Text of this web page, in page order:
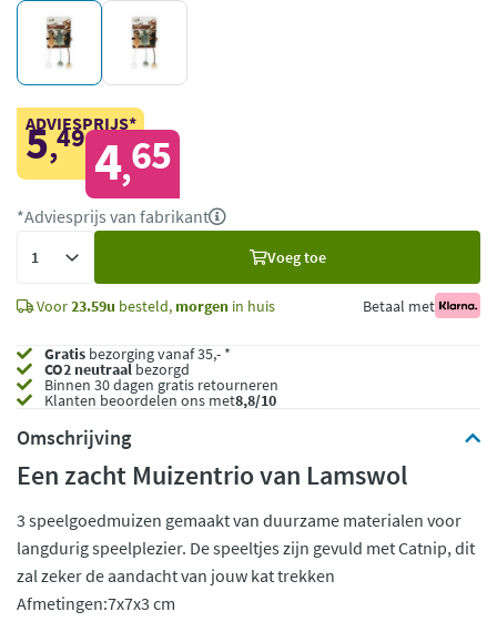
ADVIESPRIJS*
5,49 4,65
*Adviesprijs van fabrikant
Voeg toe
Voor23.59u besteld, morgen in huis Betaal met
Gratis bezorging vanaf 35,- *
CO2 neutraalbezorgd
Binnen 30 dagen gratis retourneren
Klanten beoordelen ons met8,8/10
Omschrijving
Een zacht Muizentrio van Lamswol
3 speelgoedmuizen gemaakt van duurzame materialen voor
langdurig speelplezier. De speeltjes zijn gevuld met Catnip, dit
zal zeker de aandacht van jouw kat trekken
Afmetingen:7x7x3 cm